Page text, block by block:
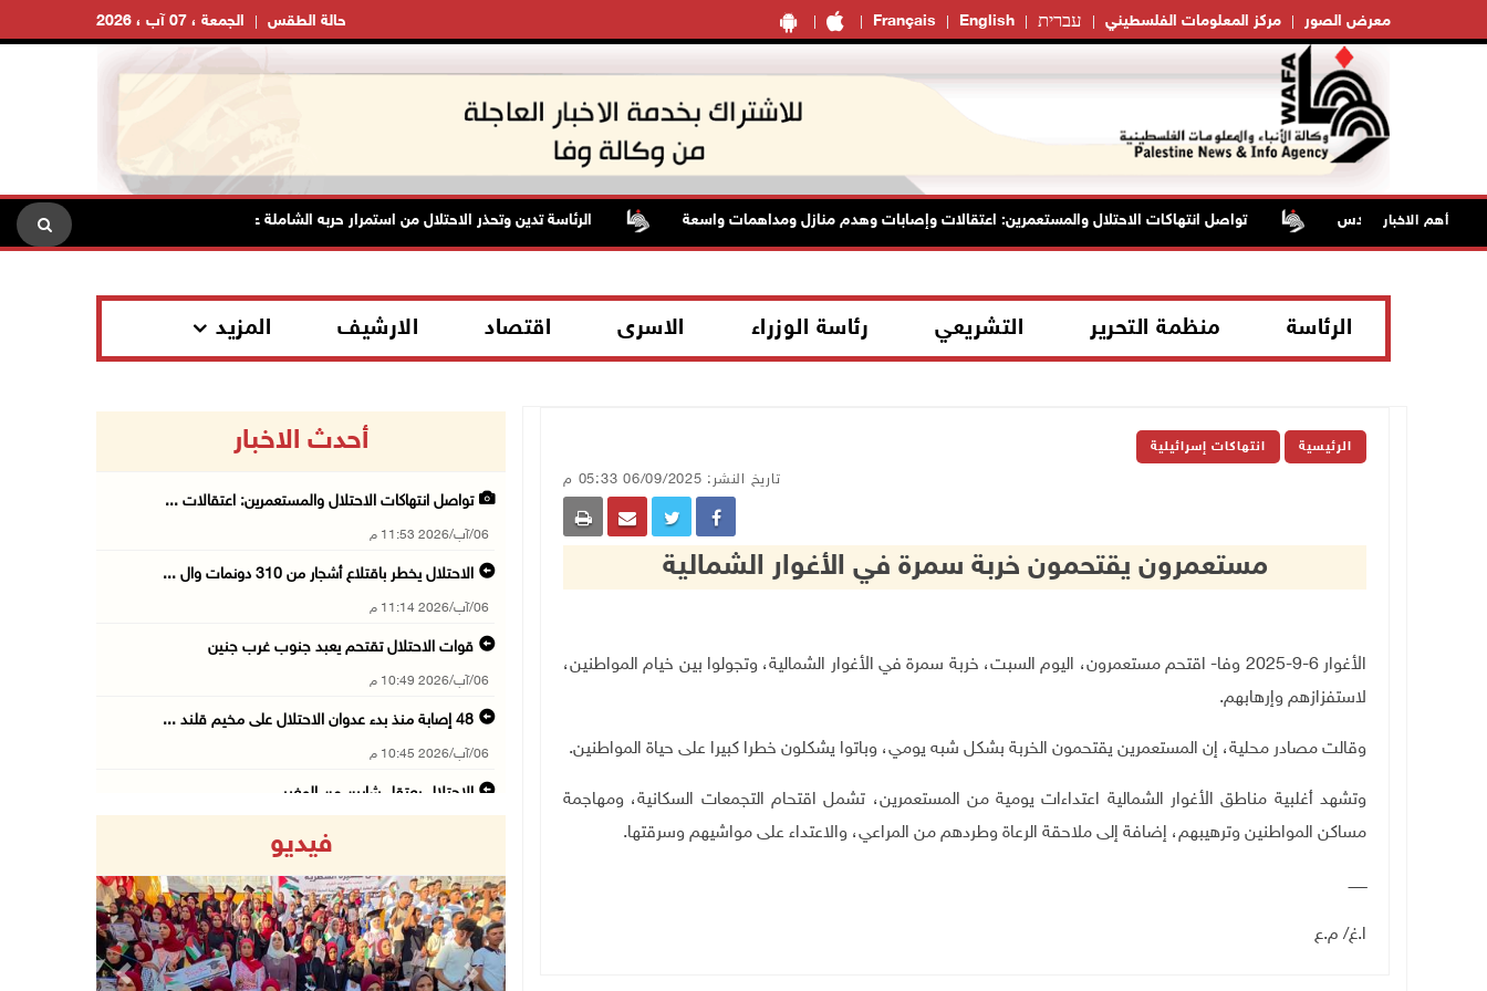
Français English עברית مركز المعلومات الفلسطيني معرض الصور الجمعة ، 07 آب ، 2026 حالة الطقس
أهم الاخبار تواصل انتهاكات الاحتلال والمستعمرين: اعتقالات وإصابات وهدم منازل ومداهمات واسعة الرئاسة تدين وتحذر الاحتلال من استمرار حربه الشاملة على الشعب الفلسطيني ومخاطر ذلك على
الرئاسة منظمة التحرير التشريعي رئاسة الوزراء الاسرى اقتصاد الارشيف المزيد
الرئيسية انتهاكات إسرائيلية
تاريخ النشر: 06/09/2025 05:33 م
مستعمرون يقتحمون خربة سمرة في الأغوار الشمالية
الأغوار 6-9-2025 وفا- اقتحم مستعمرون، اليوم السبت، خربة سمرة في الأغوار الشمالية،
وتجولوا بين خيام المواطنين،
لاستفزازهم وإرهابهم.
وقالت مصادر محلية، إن المستعمرين يقتحمون الخربة بشكل شبه يومي، وباتوا يشكلون خطرا كبيرا على حياة المواطنين.
وتشهد أغلبية مناطق الأغوار الشمالية اعتداءات يومية من المستعمرين، تشمل اقتحام التجمعات السكانية، ومهاجمة
مساكن المواطنين وترهيبهم، إضافة إلى ملاحقة الرعاة وطردهم من المراعي، والاعتداء على مواشيهم وسرقتها.
ــــــــ
ا.غ/ م.ع
أحدث الاخبار
تواصل انتهاكات الاحتلال والمستعمرين: اعتقالات ...
06/آب/2026 11:53 م
الاحتلال يخطر باقتلاع أشجار من 310 دونمات وال ...
06/آب/2026 11:14 م
قوات الاحتلال تقتحم يعبد جنوب غرب جنين
06/آب/2026 10:49 م
48 إصابة منذ بدء عدوان الاحتلال على مخيم قلند ...
06/آب/2026 10:45 م
الاحتلال يعتقل شابين من المغير
06/آب/2026 10:01 م
رئيس بلدية الخليل يطلع وفدا أميركيا على تطورا ...
06/آب/2026 09:59 م
فيديو
Previous Next